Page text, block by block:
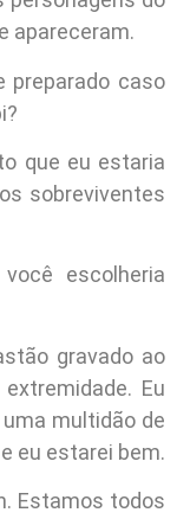
apareceram.
preparado caso
que eu estaria
sobreviventes
escolheria
gravado ao
Eu
multidão de
eu estarei bem.
Estamos todos